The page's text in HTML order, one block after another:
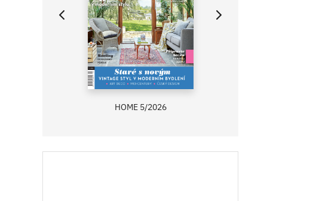
HOME 5/2026